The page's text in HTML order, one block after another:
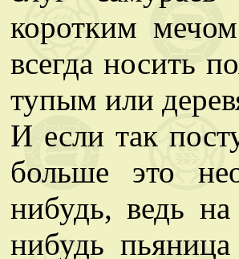
коротким
всегда носить
тупым или
И если так
больше это
нибудь, ведь на
нибудь